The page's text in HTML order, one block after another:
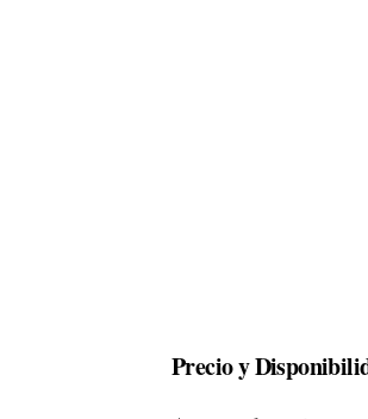
Precio y